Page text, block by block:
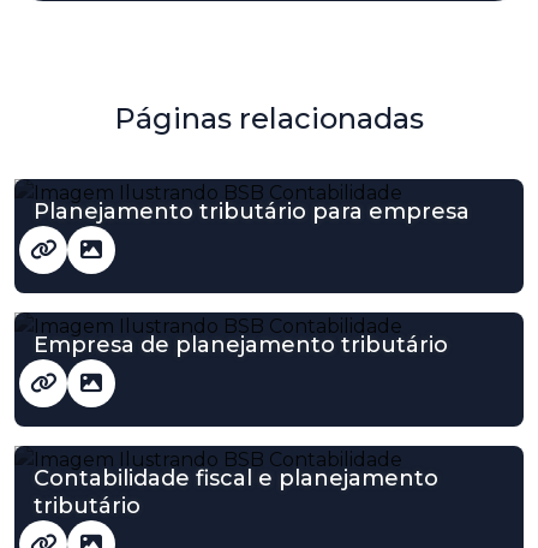
Páginas relacionadas
Planejamento tributário para empresa
Empresa de planejamento tributário
Contabilidade fiscal e planejamento
tributário